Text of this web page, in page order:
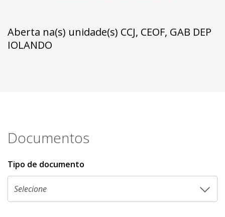
Aberta na(s) unidade(s) CCJ, CEOF, GAB DEP
IOLANDO
Documentos
Tipo de documento